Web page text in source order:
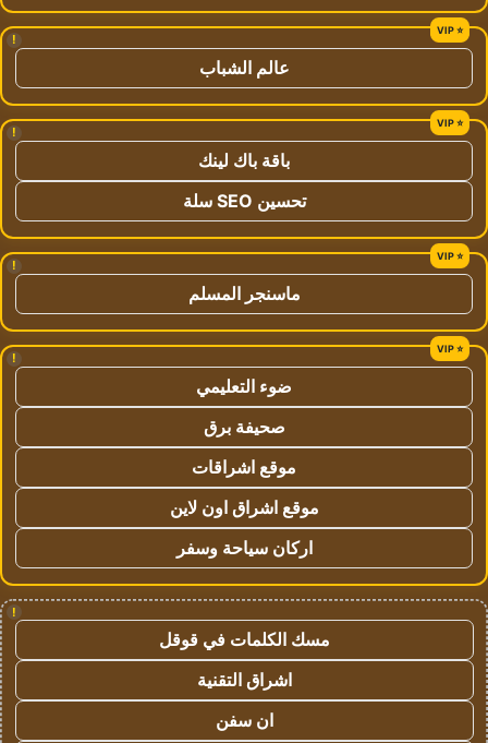
!
عالم الشباب
!
باقة باك لينك
تحسين SEO سلة
!
ماسنجر المسلم
!
ضوء التعليمي
صحيفة برق
موقع اشراقات
موقع اشراق اون لاين
اركان سياحة وسفر
!
مسك الكلمات في قوقل
اشراق التقنية
ان سفن